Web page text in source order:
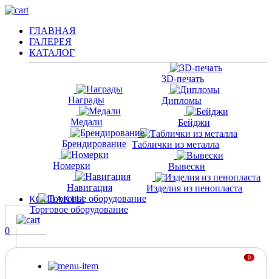
ГЛАВНАЯ
ГАЛЕРЕЯ
КАТАЛОГ
Награды
3D-печать
Медали
Дипломы
Брендирование
Бейджи
Номерки
Таблички из металла
Навигация
Вывески
Торговое оборудование
Изделия из пенопласта
КОНТАКТЫ
0
0